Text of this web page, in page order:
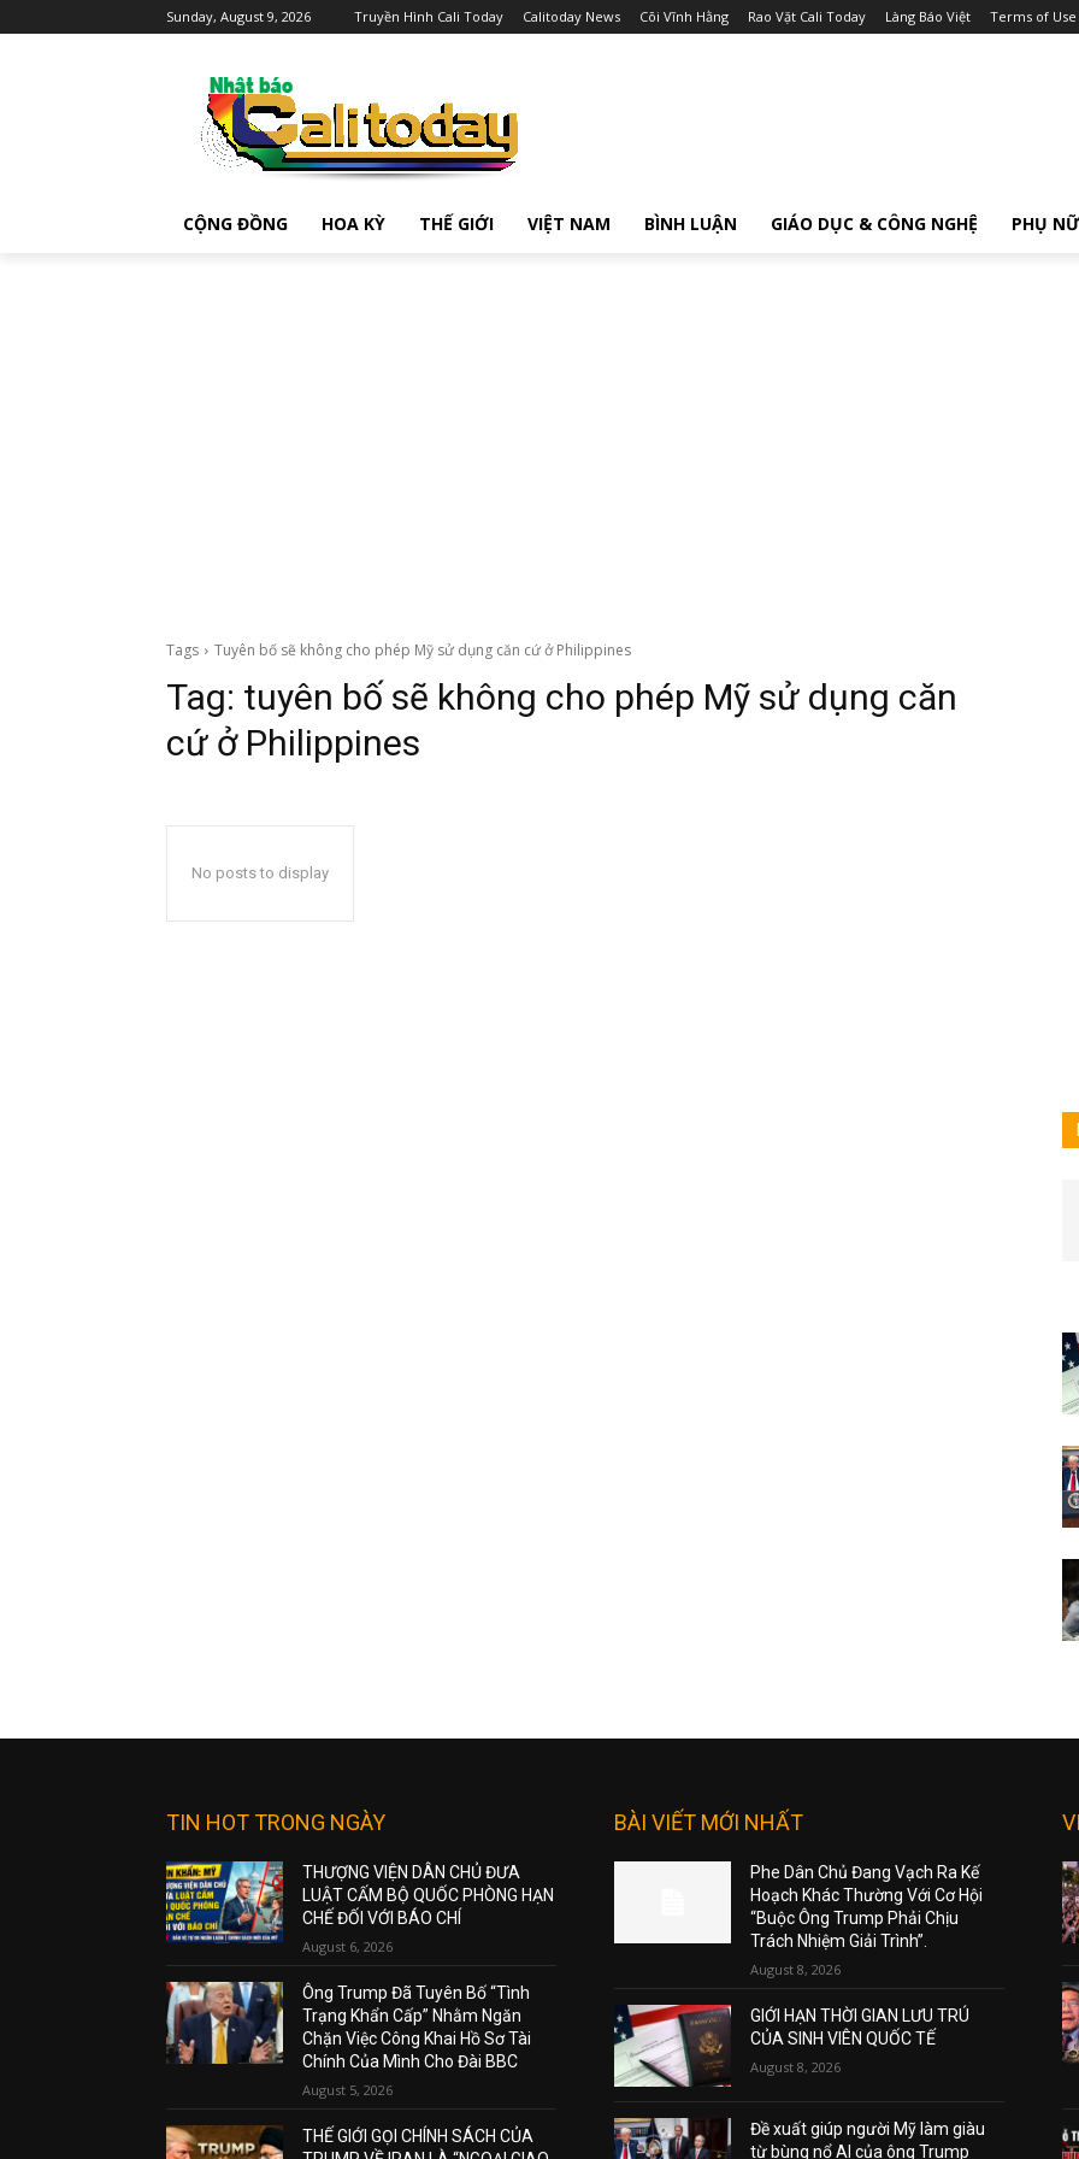
Sunday, August 9, 2026 Truyền Hình Cali Today Calitoday News Cõi Vĩnh Hằng Rao Vặt Cali Today Làng Báo Việt Terms of Use
CỘNG ĐỒNG HOA KỲ THẾ GIỚI VIỆT NAM BÌNH LUẬN GIÁO DỤC & CÔNG NGHỆ PHỤ NỮ
Tags Tuyên bố sẽ không cho phép Mỹ sử dụng căn cứ ở Philippines
Tag: tuyên bố sẽ không cho phép Mỹ sử dụng căn
cứ ở Philippines
No posts to display
TIN HOT TRONG NGÀY
THƯỢNG VIỆN DÂN CHỦ ĐƯA
LUẬT CẤM BỘ QUỐC PHÒNG HẠN
CHẾ ĐỐI VỚI BÁO CHÍ
August 6, 2026
Ông Trump Đã Tuyên Bố “Tình
Trạng Khẩn Cấp” Nhằm Ngăn
Chặn Việc Công Khai Hồ Sơ Tài
Chính Của Mình Cho Đài BBC
August 5, 2026
THẾ GIỚI GỌI CHÍNH SÁCH CỦA
BÀI VIẾT MỚI NHẤT
Phe Dân Chủ Đang Vạch Ra Kế
Hoạch Khác Thường Với Cơ Hội
“Buộc Ông Trump Phải Chịu
Trách Nhiệm Giải Trình”.
August 8, 2026
GIỚI HẠN THỜI GIAN LƯU TRÚ
CỦA SINH VIÊN QUỐC TẾ
August 8, 2026
Đề xuất giúp người Mỹ làm giàu
từ bùng nổ AI của ông Trump